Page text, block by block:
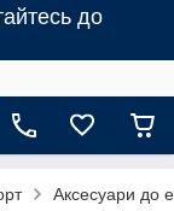
до
Аксесуари до